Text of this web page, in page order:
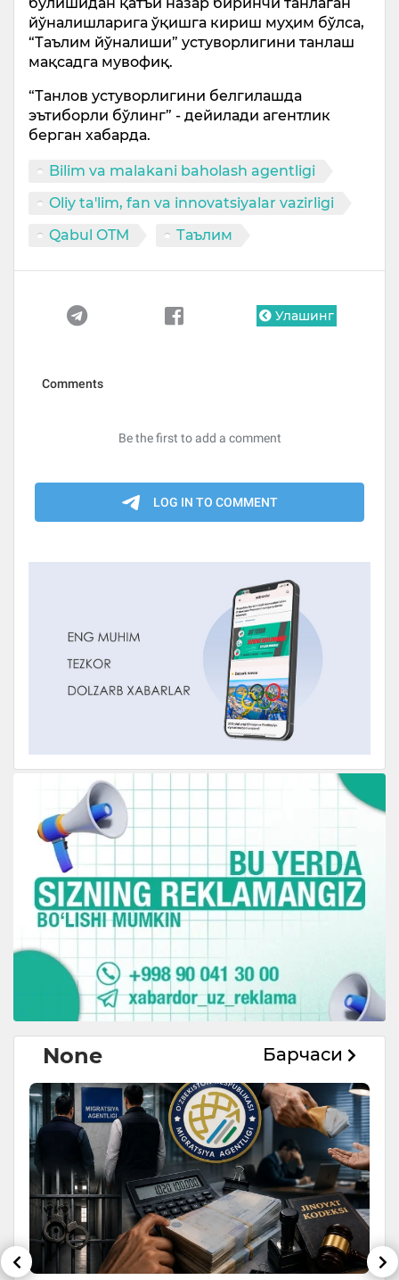
йўналишларига ўқишга кириш муҳим бўлса,
“Таълим йўналиши” устуворлигини танлаш
мақсадга мувофиқ.
“Танлов устуворлигини белгилашда
эътиборли бўлинг” - дейилади агентлик
берган хабарда.
Bilim va malakani baholash agentligi
Oliy ta'lim, fan va innovatsiyalar vazirligi
Qabul OTM
Таълим
Улашинг
None Барчаси